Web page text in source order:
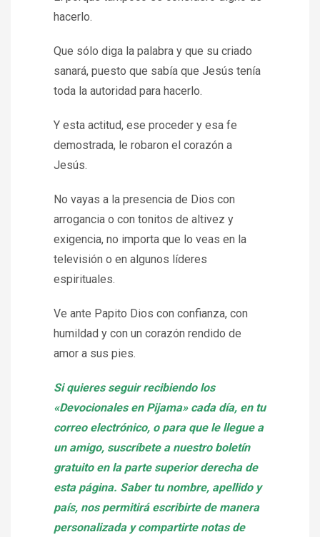
hacerlo.
Que sólo diga la palabra y que su criado
sanará, puesto que sabía que Jesús tenía
toda la autoridad para hacerlo.
Y esta actitud, ese proceder y esa fe
demostrada, le robaron el corazón a
Jesús.
No vayas a la presencia de Dios con
arrogancia o con tonitos de altivez y
exigencia, no importa que lo veas en la
televisión o en algunos líderes
espirituales.
Ve ante Papito Dios con confianza, con
humildad y con un corazón rendido de
amor a sus pies.
Si quieres seguir recibiendo los
«Devocionales en Pijama» cada día, en tu
correo electrónico, o para que le llegue a
un amigo, suscríbete a nuestro boletín
gratuito en la parte superior derecha de
esta página. Saber tu nombre, apellido y
país, nos permitirá escribirte de manera
personalizada y compartirte notas de